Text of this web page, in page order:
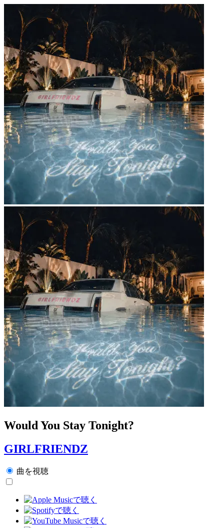
Would You Stay Tonight?
GIRLFRIENDZ
曲を視聴